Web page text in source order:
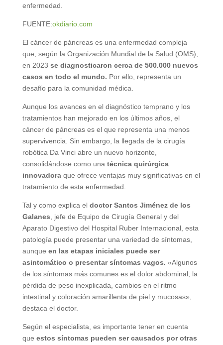
enfermedad.
FUENTE:okdiario.com
El cáncer de páncreas es una enfermedad compleja
que, según la Organización Mundial de la Salud (OMS),
en 2023 se diagnosticaron cerca de 500.000 nuevos
casos en todo el mundo. Por ello, representa un
desafío para la comunidad médica.
Aunque los avances en el diagnóstico temprano y los
tratamientos han mejorado en los últimos años, el
cáncer de páncreas es el que representa una menos
supervivencia. Sin embargo, la llegada de la cirugía
robótica Da Vinci abre un nuevo horizonte,
consolidándose como una técnica quirúrgica
innovadoraque ofrece ventajas muy significativas en el
tratamiento de esta enfermedad.
Tal y como explica el doctor Santos Jiménez de los
Galanes , jefe de Equipo de Cirugía General y del
Aparato Digestivo del Hospital Ruber Internacional, esta
patología puede presentar una variedad de síntomas,
aunque en las etapas iniciales puede ser
asintomático o presentar síntomas vagos. «Algunos
de los síntomas más comunes es el dolor abdominal, la
pérdida de peso inexplicada, cambios en el ritmo
intestinal y coloración amarillenta de piel y mucosas»,
destaca el doctor.
Según el especialista, es importante tener en cuenta
que estos síntomas pueden ser causados por otras